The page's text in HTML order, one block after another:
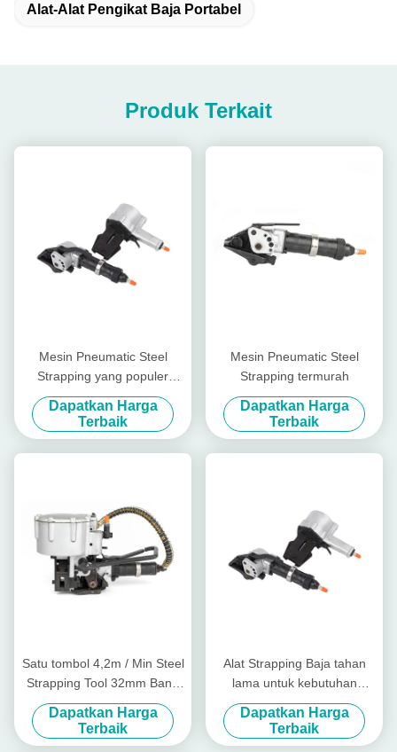
Alat-Alat Pengikat Baja Portabel
Produk Terkait
Mesin Pneumatic Steel
Strapping yang populer
19mm-32mm
Dapatkan Harga
Terbaik
Mesin Pneumatic Steel
Strapping termurah
Dapatkan Harga
Terbaik
Satu tombol 4,2m / Min Steel
Strapping Tool 32mm Band
Pneumatic Steel Strapping
Machine
Dapatkan Harga
Terbaik
Alat Strapping Baja tahan
lama untuk kebutuhan
kemasan industri
Dapatkan Harga
Terbaik